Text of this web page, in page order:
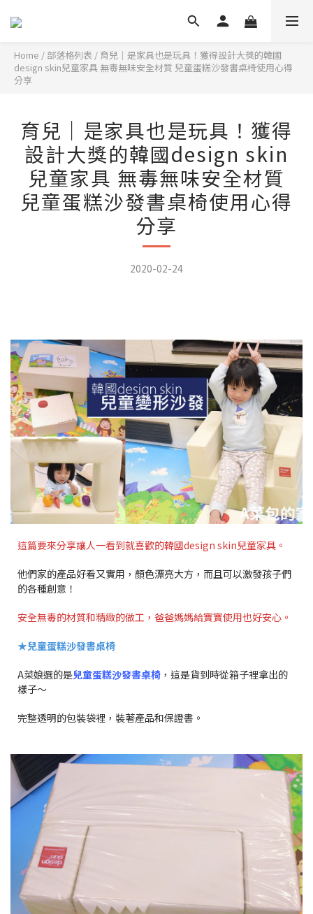
Home / 部落格列表 / 育兒｜是家具也是玩具！獲得設計大獎的韓國
design skin兒童家具 無毒無味安全材質 兒童蛋糕沙發書桌椅使用心得
分享
育兒｜是家具也是玩具！獲得
設計大獎的韓國design skin
兒童家具 無毒無味安全材質
兒童蛋糕沙發書桌椅使用心得
分享
2020-02-24
這篇要來分享讓人一看到就喜歡的韓國design skin兒童家具。
他們家的產品好看又實用，顏色漂亮大方，而且可以激發孩子們
的各種創意！
安全無毒的材質和精緻的做工，爸爸媽媽給寶寶使用也好安心。
★兒童蛋糕沙發書桌椅
A菜娘選的是兒童蛋糕沙發書桌椅 ，這是貨到時從箱子裡拿出的
樣子～
完整透明的包裝袋裡，裝著產品和保證書。